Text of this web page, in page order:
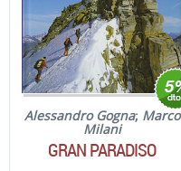
Alessandro Gogna; Marco
Milani
GRAN PARADISO